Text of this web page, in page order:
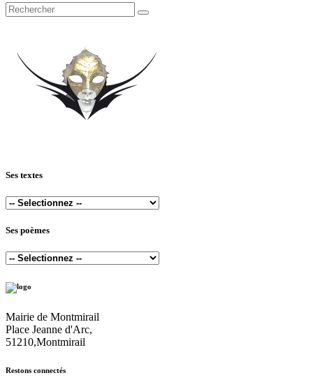
Ses textes
Ses poèmes
Mairie de Montmirail
Place Jeanne d'Arc,
51210,Montmirail
Restons connectés